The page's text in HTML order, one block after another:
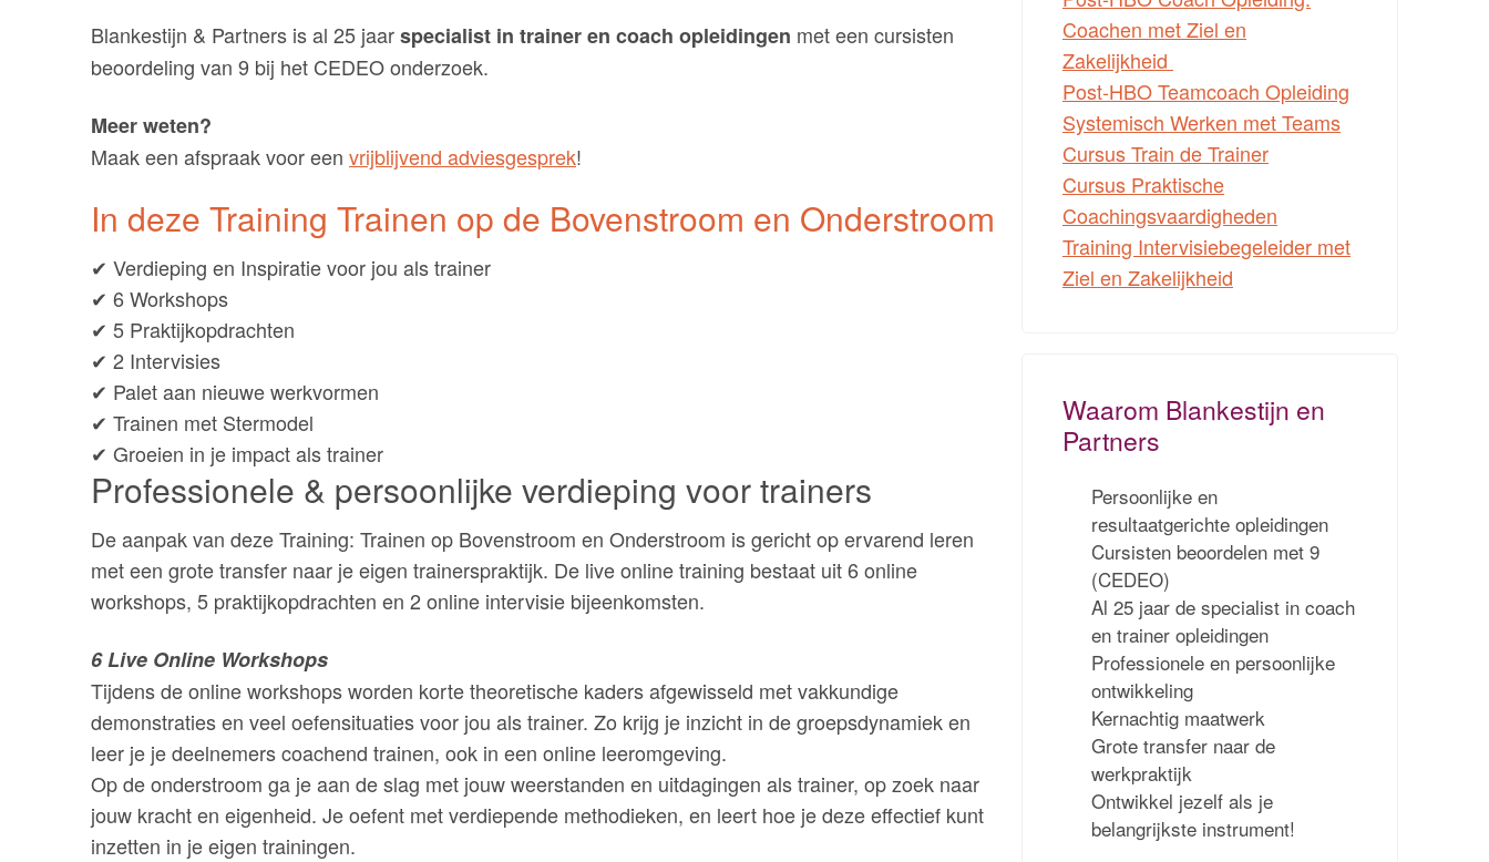
Blankestijn & Partners is al 25 jaarspecialist in trainer en coach opleidingen met een cursisten
beoordeling van 9 bij het CEDEO onderzoek.
Meer weten?
Maak een afspraak voor een vrijblijvend adviesgesprek!
In deze Training Trainen op de Bovenstroom en Onderstroom
✔ Verdieping en Inspiratie voor jou als trainer
✔ 6 Workshops
✔ 5 Praktijkopdrachten
✔ 2 Intervisies
✔ Palet aan nieuwe werkvormen
✔ Trainen met Stermodel
✔ Groeien in je impact als trainer
Professionele & persoonlijke verdieping voor trainers
De aanpak van deze Training: Trainen op Bovenstroom en Onderstroom is gericht op ervarend leren
met een grote transfer naar je eigen trainerspraktijk. De live online training bestaat uit 6 online
workshops, 5 praktijkopdrachten en 2 online intervisie bijeenkomsten.
6 Live Online Workshops
Tijdens de online workshops worden korte theoretische kaders afgewisseld met vakkundige
demonstraties en veel oefensituaties voor jou als trainer. Zo krijg je inzicht in de groepsdynamiek en
leer je je deelnemers coachend trainen, ook in een online leeromgeving.
Op de onderstroom ga je aan de slag met jouw weerstanden en uitdagingen als trainer, op zoek naar
jouw kracht en eigenheid. Je oefent met verdiepende methodieken, en leert hoe je deze effectief kunt
inzetten in je eigen trainingen.
Coachen met Ziel en
Zakelijkheid
Post-HBO Teamcoach Opleiding
Systemisch Werken met Teams
Cursus Train de Trainer
Cursus Praktische
Coachingsvaardigheden
Training Intervisiebegeleider met
Ziel en Zakelijkheid
Waarom Blankestijn en
Partners
Persoonlijke en
resultaatgerichte opleidingen
Cursisten beoordelen met 9
(CEDEO)
Al 25 jaar de specialist in coach
en trainer opleidingen
Professionele en persoonlijke
ontwikkeling
Kernachtig maatwerk
Grote transfer naar de
werkpraktijk
Ontwikkel jezelf als je
belangrijkste instrument!